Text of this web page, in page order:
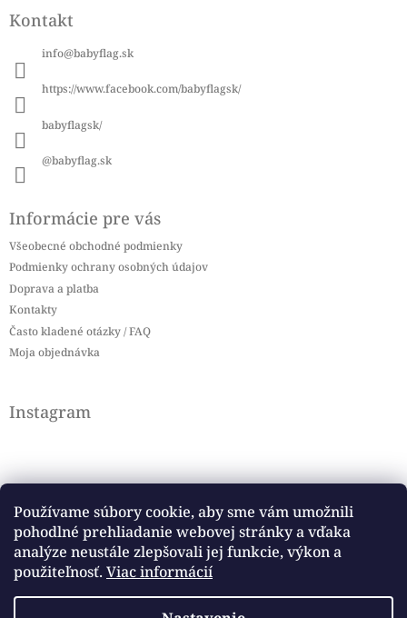
Používame súbory cookie, aby sme vám umožnili
pohodlné prehliadanie webovej stránky a vďaka
analýze neustále zlepšovali jej funkcie, výkon a
použiteľnosť. Viac informácií
pKontakt
info@babyflag.sk
https://www.facebook.com/babyflagsk/
babyflagsk/
@babyflag.sk
Informácie pre vás
Všeobecné obchodné podmienky
Podmienky ochrany osobných údajov
Doprava a platba
Kontakty
Často kladené otázky / FAQ
Moja objednávka
Instagram
Sledovať na Instagrame
Facebook